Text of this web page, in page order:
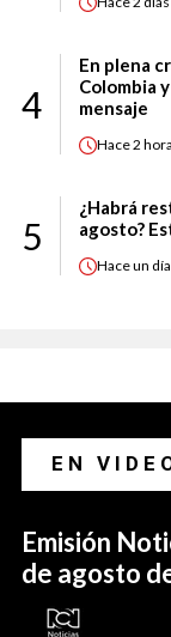
4
En plena
Colombia
mensaje
Hace2
5
¿Habrá
agosto?
Haceun día
EN
Emisión
de agosto